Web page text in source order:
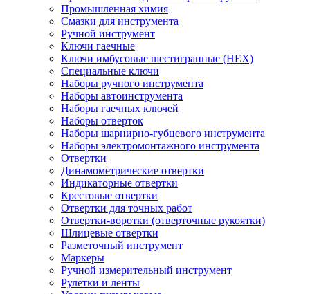
Промышленная химия
Смазки для инструмента
Ручной инструмент
Ключи гаечные
Ключи имбусовые шестигранные (HEX)
Специальные ключи
Наборы ручного инструмента
Наборы автоинструмента
Наборы гаечных ключей
Наборы отверток
Наборы шарнирно-губцевого инструмента
Наборы электромонтажного инструмента
Отвертки
Динамометрические отвертки
Индикаторные отвертки
Крестовые отвертки
Отвертки для точных работ
Отвертки-воротки (отверточные рукоятки)
Шлицевые отвертки
Разметочный инструмент
Маркеры
Ручной измерительный инструмент
Рулетки и ленты